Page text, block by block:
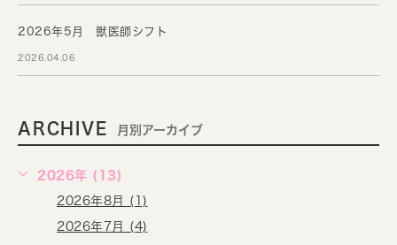
2026年5月 獣医師シフト
2026.04.06
ARCHIVE 月別アーカイブ
2026年 (13)
2026年8月 (1)
2026年7月 (4)